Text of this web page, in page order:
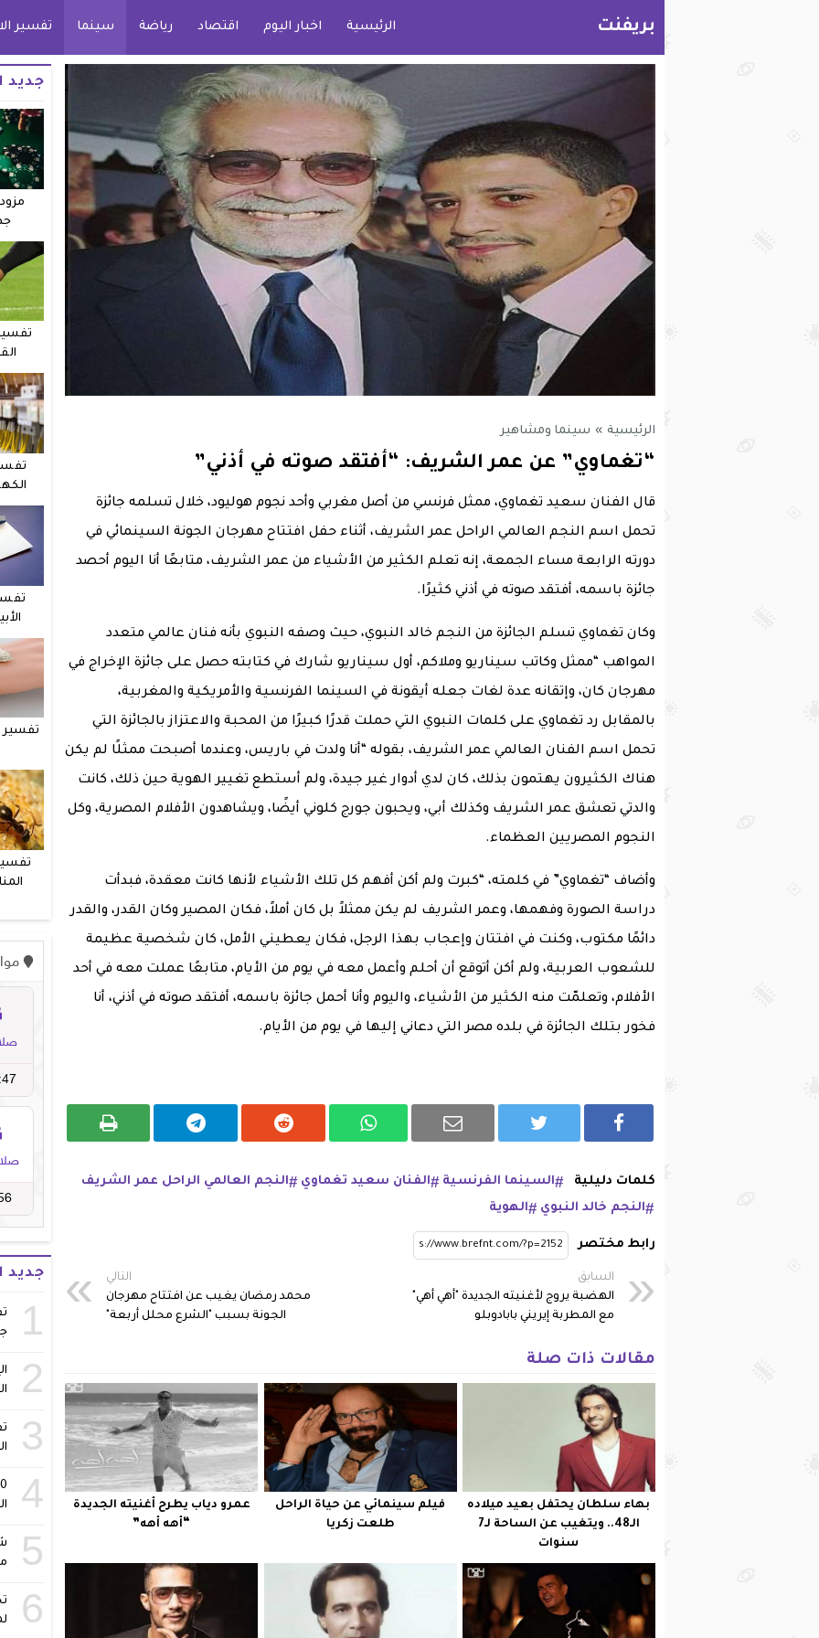
بريفنت الرئيسية اخبار اليوم اقتصاد رياضة سينما تفسير
الرئيسية » سينما ومشاهير
“تغماوي” عن عمر الشريف: “أفتقد صوته في أذني”
قال الفنان سعيد تغماوي، ممثل فرنسي من أصل مغربي وأحد نجوم هوليود، خلال تسلمه جائزة
تحمل اسم النجم العالمي الراحل عمر الشريف، أثناء حفل افتتاح مهرجان الجونة السينمائي في
دورته الرابعة مساء الجمعة، إنه تعلم الكثير من الأشياء من عمر الشريف، متابعًا أنا اليوم أحصد
جائزة باسمه، أفتقد صوته في أذني كثيرًا.
وكان تغماوي تسلم الجائزة من النجم خالد النبوي، حيث وصفه النبوي بأنه فنان عالمي متعدد
المواهب “ممثل وكاتب سيناريو وملاكم، أول سيناريو شارك في كتابته حصل على جائزة الإخراج في
مهرجان كان، وإتقانه عدة لغات جعله أيقونة في السينما الفرنسية والأمريكية والمغربية،
بالمقابل رد تغماوي على كلمات النبوي التي حملت قدرًا كبيرًا من المحبة والاعتزاز بالجائزة التي
تحمل اسم الفنان العالمي عمر الشريف، بقوله “أنا ولدت في باريس، وعندما أصبحت ممثلًا لم يكن
هناك الكثيرون يهتمون بذلك، كان لدي أدوار غير جيدة، ولم أستطع تغيير الهوية حين ذلك، كانت
والدتي تعشق عمر الشريف وكذلك أبي، ويحبون جورج كلوني أيضًا، ويشاهدون الأفلام المصرية، وكل
النجوم المصريين العظماء.
وأضاف “تغماوي” في كلمته، “كبرت ولم أكن أفهم كل تلك الأشياء لأنها كانت معقدة، فبدأت
دراسة الصورة وفهمها، وعمر الشريف لم يكن ممثلاً بل كان أملاً، فكان المصير وكان القدر، والقدر
دائمًا مكتوب، وكنت في افتتان وإعجاب بهذا الرجل، فكان يعطيني الأمل، كان شخصية عظيمة
للشعوب العربية، ولم أكن أتوقع أن أحلم وأعمل معه في يوم من الأيام، متابعًا عملت معه في أحد
الأفلام، وتعلمّت منه الكثير من الأشياء، واليوم وأنا أحمل جائزة باسمه، أفتقد صوته في أذني، أنا
فخور بتلك الجائزة في بلده مصر التي دعاني إليها في يوم من الأيام.
كلمات دليلية السينما الفرنسية الفنان سعيد تغماوي
النجم العالمي الراحل عمر الشريف
النجم خالد النبوي
الهوية
رابط مختصر
السابق
الهضبة يروج لأغنيته الجديدة "أهي أهي"
مع المطربة إيريني بابادوبلو
التالي
محمد رمضان يغيب عن افتتاح مهرجان
الجونة بسبب "الشرع محلل أربعة"
مقالات ذات صلة
بهاء سلطان يحتفل بعيد ميلاده
الـ48.. ويتغيب عن الساحة لـ7
سنوات
فيلم سينمائي عن حياة الراحل
طلعت زكريا
عمرو دياب يطرح أغنيته الجديدة
“أهه أهه”
جديد
تفسير
جديد
1
2
3
4
5
6